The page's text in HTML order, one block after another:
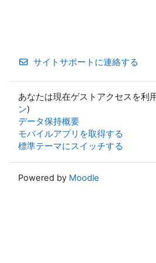
サイトサポートに連絡する
あなたは現在ゲストアクセスを利
ン)
データ保持概要
モバイルアプリを取得する
標準テーマにスイッチする
Powered by Moodle